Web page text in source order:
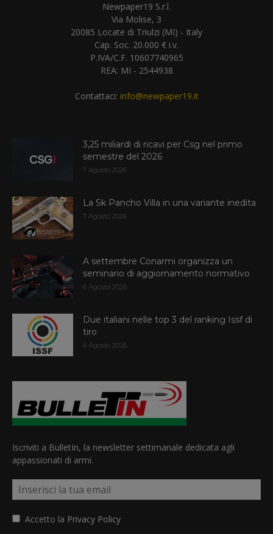
Newpaper19 S.r.l.
Via Molise, 3
20085 Locate di Triulzi (MI) - Italy
Cap. Soc. 20.000 € i.v.
P.IVA/C.F. 10607740965
REA: MI - 2544938
Contattaci: info@newpaper19.it
3,25 miliardi di ricavi per Csg nel primo
semestre del 2026
7 Agosto 2026
La Sk Pancho Villa in una variante inedita
7 Agosto 2026
A settembre Conarmi organizza un
seminario di aggiornamento normativo
6 Agosto 2026
Due italiani nelle top 3 del ranking Issf di
tiro
6 Agosto 2026
Iscriviti a BulletIn, la newsletter settimanale dedicata agli
appassionati di armi.
Accetto la Privacy Policy